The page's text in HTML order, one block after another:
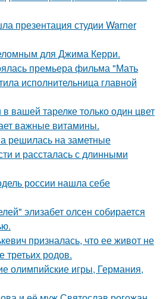
презентация студии Warner
для Джима Керри.
премьера фильма "Мать
исполнительница главной
вашей тарелке только один цвет
важные витамины.
решилась на заметные
и рассталась с длинными
россии нашла себе
элизабет олсен собирается
призналась, что ее живот не
родов.
олимпийские игры, Германия,